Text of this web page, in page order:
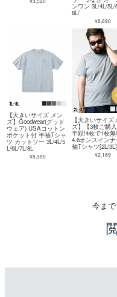
ンワン 3L/4L/5L/
8L/
¥8,690
【大きいサイズ メン
ズ】Goodwear(グッド
ウェア) USAコットン
ポケット付 半袖Tシャ
ツ カットソー 3L/4L/5
L/6L/7L/8L
¥5,390
【大きいサイズ
ズ】【3枚ご購
半額!4枚で1枚無
4.6オンスイン
袖Tシャツ[2L/3L]
¥2,189
今ま